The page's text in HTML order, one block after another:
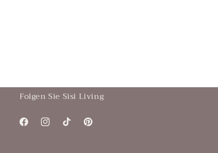
Folgen Sie Sisi Living
FacebookInstagramTikTok Pinterest